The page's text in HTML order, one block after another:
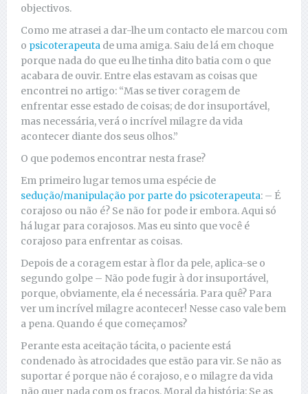
objectivos.
Como me atrasei a dar-lhe um contacto ele marcou com
o psicoterapeuta de uma amiga. Saiu de lá em choque
porque nada do que eu lhe tinha dito batia com o que
acabara de ouvir. Entre elas estavam as coisas que
encontrei no artigo: “Mas se tiver coragem de
enfrentar esse estado de coisas; de dor insuportável,
mas necessária, verá o incrível milagre da vida
acontecer diante dos seus olhos.”
O que podemos encontrar nesta frase?
Em primeiro lugar temos uma espécie de
sedução/manipulação por parte do psicoterapeuta: – É
corajoso ou não é? Se não for pode ir embora. Aqui só
há lugar para corajosos. Mas eu sinto que você é
corajoso para enfrentar as coisas.
Depois de a coragem estar à flor da pele, aplica-se o
segundo golpe – Não pode fugir à dor insuportável,
porque, obviamente, ela é necessária. Para quê? Para
ver um incrível milagre acontecer! Nesse caso vale bem
a pena. Quando é que começamos?
Perante esta aceitação tácita, o paciente está
condenado às atrocidades que estão para vir. Se não as
suportar é porque não é corajoso, e o milagre da vida
não quer nada com os fracos. Moral da história: Se as